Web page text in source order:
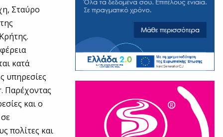
Σταύρο
κατά
υπηρεσίες
Παρέχοντας
και ο
πολίτες και